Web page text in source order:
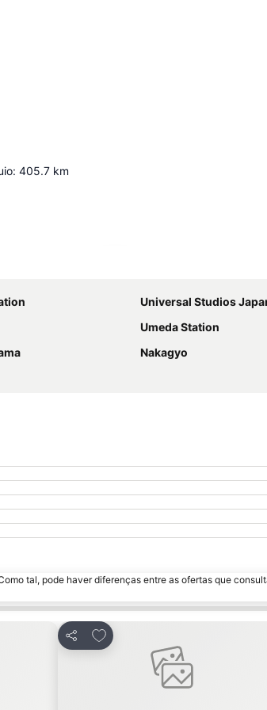
: 405.7 km
Universal Studios
Umeda Station
Nakagyo
tal, pode haver diferenças entre as ofertas que
Partilhar
Adicionar aos favoritos